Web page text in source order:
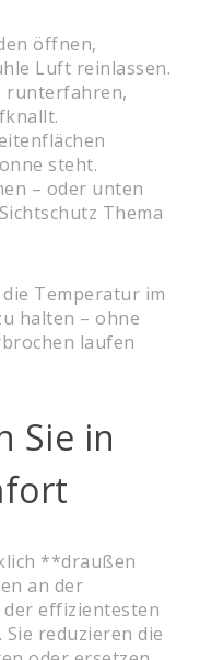
öffnen,
Luft reinlassen.
runterfahren,
steht.
– oder unten
Thema
Temperatur im
halten – ohne
laufen
Sie in
**draußen
an der
effizientesten
reduzieren die